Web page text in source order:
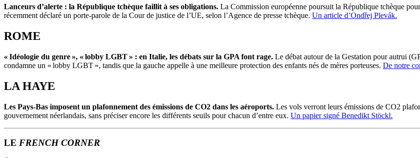
Lanceurs d’alerte : la République tchèque faillit à ses obligations. La Commission européenne poursuit la République tchèque
récemment déclaré un porte-parole de la Cour de justice de l’UE, selon l’Agence de presse tchèque. Un article d’Ondřej Plevák.
ROME
« Idéologie du genre », « lobby LGBT » : en Italie, les débats sur la GPA font rage. Le débat autour de la Gestation pour autrui
condamne un « lobby LGBT », tandis que la gauche appelle à une meilleure protection des enfants nés de mères porteuses. De notre
LA HAYE
Les Pays-Bas imposent un plafonnement des émissions de CO2 dans les aéroports. Les vols verront leurs émissions de CO2
gouvernement néerlandais, sans préciser encore les différents seuils pour chacun d’entre eux. Un papier signé Benedikt Stöckl.
LE FRENCH CORNER